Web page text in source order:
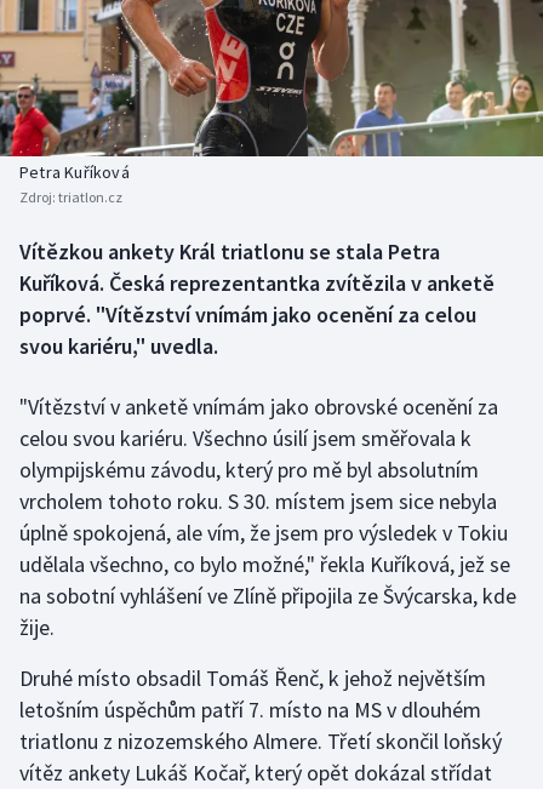
Baseball a softbal
Basketbal
Biatlon
Boby a skeleton
Box
Curling
Florbal
Futsal
Golf
Gymnastika
Jezdectví
Judo
Soutěže
Historické návraty
Aplikace ČT sport
AZ kvíz
Petra Kuříková
Zdroj: triatlon.cz
Vítězkou ankety Král triatlonu se stala Petra
Kuříková. Česká reprezentantka zvítězila v anketě
poprvé. "Vítězství vnímám jako ocenění za celou
svou kariéru," uvedla.
"Vítězství v anketě vnímám jako obrovské ocenění za
celou svou kariéru. Všechno úsilí jsem směřovala k
olympijskému závodu, který pro mě byl absolutním
vrcholem tohoto roku. S 30. místem jsem sice nebyla
úplně spokojená, ale vím, že jsem pro výsledek v Tokiu
udělala všechno, co bylo možné," řekla Kuříková, jež se
na sobotní vyhlášení ve Zlíně připojila ze Švýcarska, kde
žije.
Druhé místo obsadil Tomáš Řenč, k jehož největším
letošním úspěchům patří 7. místo na MS v dlouhém
triatlonu z nizozemského Almere. Třetí skončil loňský
vítěz ankety Lukáš Kočař, který opět dokázal střídat